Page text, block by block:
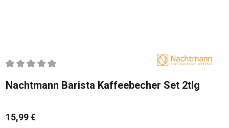
Durchschnittliche Bewertung von 0 von 5 Sternen
Nachtmann Barista Kaffeebecher Set 2tlg
15,99 €